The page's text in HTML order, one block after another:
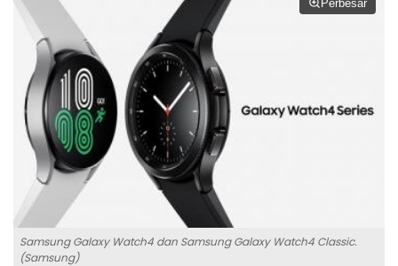
Perbesar
Samsung Galaxy Watch4 dan Samsung Galaxy Watch4 Classic.
(Samsung)